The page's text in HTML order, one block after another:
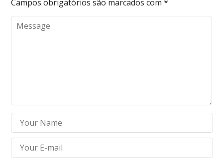
Campos obrigatórios são marcados com*